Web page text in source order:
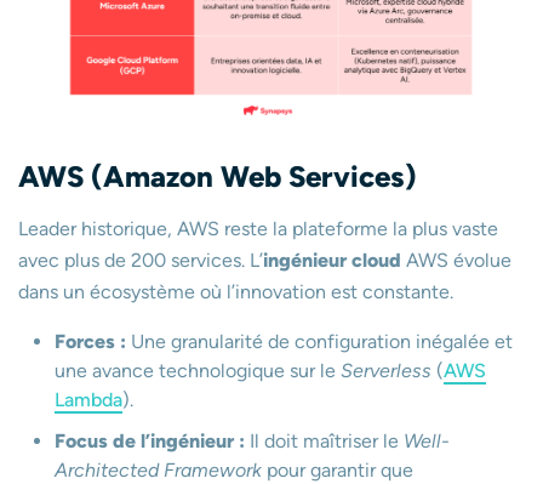
AWS (Amazon Web Services)
Leader historique, AWS reste la plateforme la plus vaste
avec plus de 200 services. L’ingénieur cloud AWS évolue
dans un écosystème où l’innovation est constante.
Forces : Une granularité de configuration inégalée et
une avance technologique sur le Serverless (AWS
Lambda).
Focus de l’ingénieur : Il doit maîtriser le Well-
Architected Framework pour garantir que